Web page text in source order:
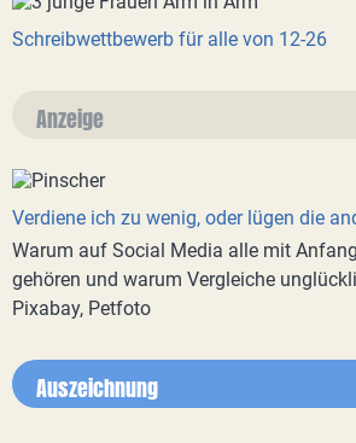
Schreibwettbewerb für alle von 12-26
Anzeige
Verdiene ich zu wenig, oder lügen die
Warum auf Social Media alle mit
gehören und warum Vergleiche
Pixabay, Petfoto
Auszeichnung